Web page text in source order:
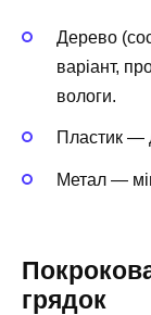
Дерево
варіант,
вологи.
Пластик —
Метал —
грядок